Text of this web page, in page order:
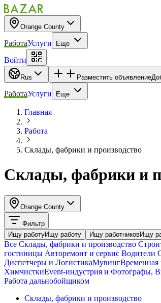
Orange County
РаботаУслуги Еще
Войти
Rus Разместить объявление
РаботаУслуги Еще
Главная
Работа
Склады, фабрики и производство
Склады, фабрики и
Orange County
Фильтр
Ищу работуИщу работу Ищу работниковИщу
Все Склады, фабрики и производство
гостиницы Авторемонт и cервис Водители
Диспетчеры и ЛогистикаМувингВременная
ХимчисткиEvent-индустрия и Фотографы,
Работа дальнобойщиком
Склады, фабрики и производство